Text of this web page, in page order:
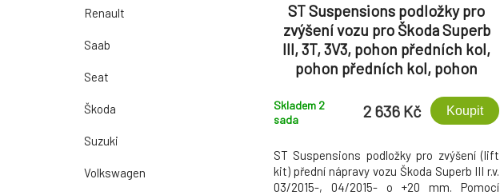
Renault
Saab
Seat
Škoda
Suzuki
Volkswagen
ST Suspensions podložky pro
zvýšení vozu pro Škoda Superb
III, 3T, 3V3, pohon předních kol,
pohon předních kol, pohon
+20 mm
Skladem 2
sada
2 636 Kč Koupit
ST Suspensions podložky pro zvýšení (lift
kit) přední nápravy vozu Škoda Superb III r.v.
03/2015-, 04/2015- o +20 mm. Pomocí